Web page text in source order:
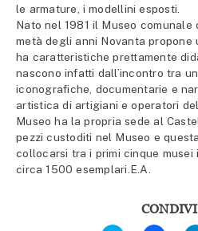
le armature, i modellini esposti.
Nato nel 1981 il Museo
metà degli anni Novanta propone
ha caratteristiche prettamente
nascono infatti dall’incontro tra
iconografiche, documentarie e
artistica di artigiani e operatori
Museo ha la propria sede al
pezzi custoditi nel Museo e
collocarsi tra i primi cinque musei
circa 1500 esemplari.E.A.